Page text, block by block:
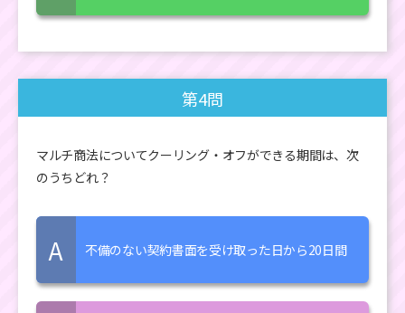
第4問
マルチ商法についてクーリング・オフができる期間は、次
のうちどれ？
A 不備のない契約書面を受け取った日から20日間